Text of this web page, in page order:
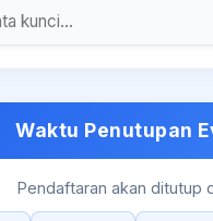
Waktu Penutupan
Pendaftaran akan ditutup